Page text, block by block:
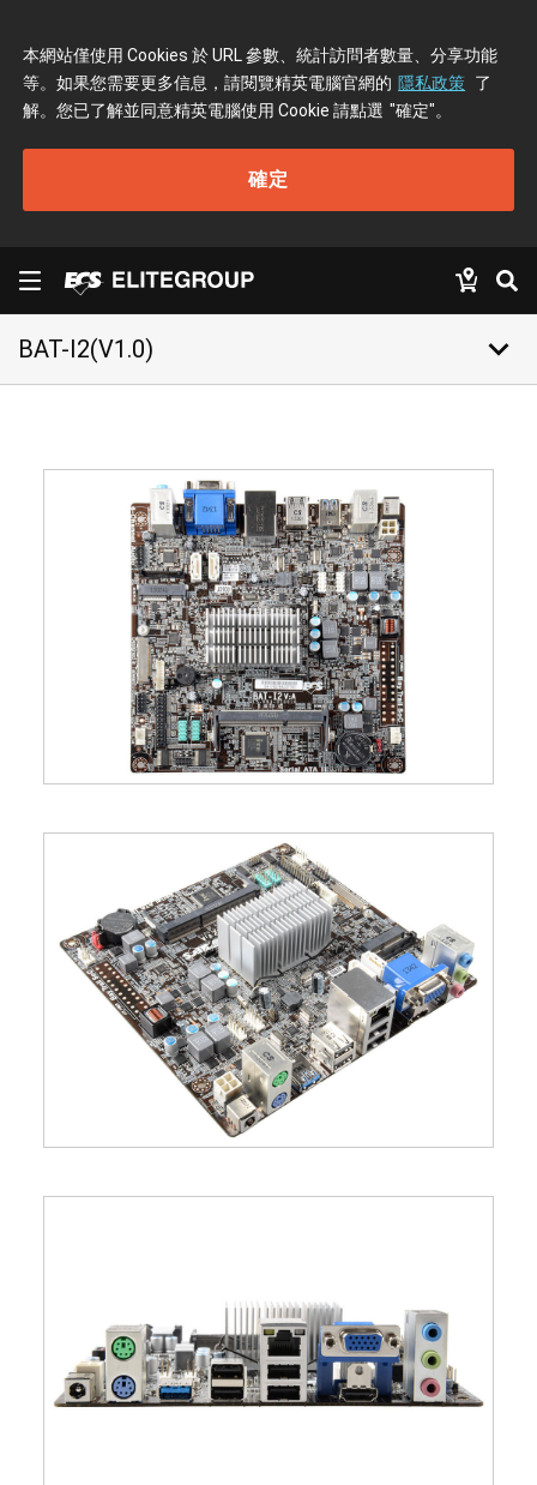
本網站僅使用 Cookies 於 URL 參數、統計訪問者數量、分享功能
等。如果您需要更多信息，請閱覽精英電腦官網的 隱私政策 了
解。您已了解並同意精英電腦使用 Cookie 請點選 "確定"。
確定
BAT-I2(V1.0) keyboard_arrow_down